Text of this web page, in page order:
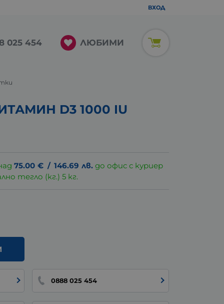
ВХОД
025 454 ЛЮБИМИ
D3 1000 IU
75.00 € / 146.69 лв. до офис с куриер
тегло (кг.) 5 кг.
0888 025 454